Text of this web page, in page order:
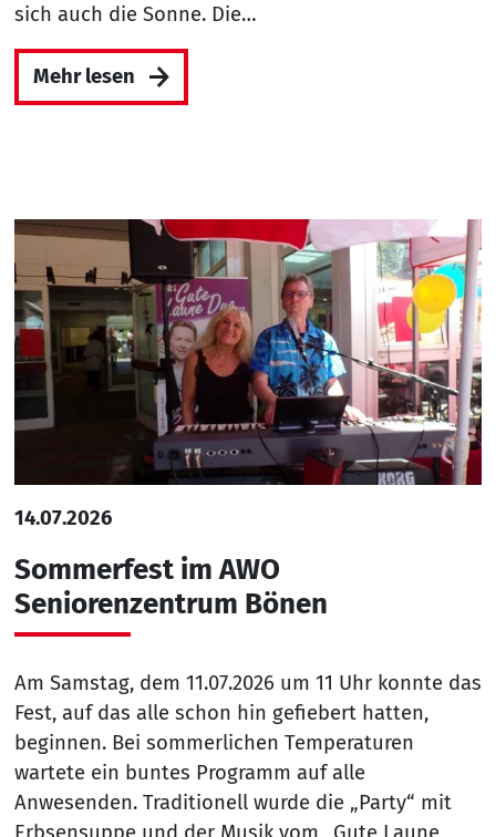
sich auch die Sonne. Die…
Mehr lesen
14.07.2026
Sommerfest im AWO
Seniorenzentrum Bönen
Am Samstag, dem 11.07.2026 um 11 Uhr konnte das
Fest, auf das alle schon hin gefiebert hatten,
beginnen. Bei sommerlichen Temperaturen
wartete ein buntes Programm auf alle
Anwesenden. Traditionell wurde die „Party“ mit